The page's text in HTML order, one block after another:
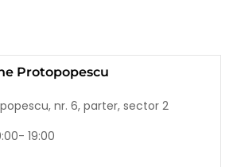
Protopopescu
nr. 6, parter, sector 2
19:00